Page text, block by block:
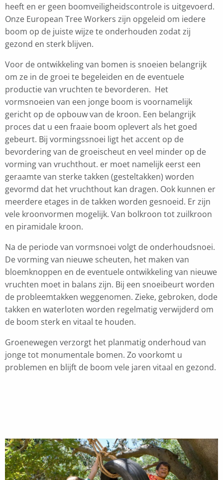
heeft en er geen boomveiligheidscontrole is uitgevoerd.
Onze European Tree Workers zijn opgeleid om iedere
boom op de juiste wijze te onderhouden zodat zij
gezond en sterk blijven.
Voor de ontwikkeling van bomen is snoeien belangrijk
om ze in de groei te begeleiden en de eventuele
productie van vruchten te bevorderen. Het
vormsnoeien van een jonge boom is voornamelijk
gericht op de opbouw van de kroon. Een belangrijk
proces dat u een fraaie boom oplevert als het goed
gebeurt. Bij vormingssnoei ligt het accent op de
bevordering van de groeischeut en veel minder op de
vorming van vruchthout. er moet namelijk eerst een
geraamte van sterke takken (gesteltakken) worden
gevormd dat het vruchthout kan dragen. Ook kunnen er
meerdere etages in de takken worden gesnoeid. Er zijn
vele kroonvormen mogelijk. Van bolkroon tot zuilkroon
en piramidale kroon.
Na de periode van vormsnoei volgt de onderhoudsnoei.
De vorming van nieuwe scheuten, het maken van
bloemknoppen en de eventuele ontwikkeling van nieuwe
vruchten moet in balans zijn. Bij een snoeibeurt worden
de probleemtakken weggenomen. Zieke, gebroken, dode
takken en waterloten worden regelmatig verwijderd om
de boom sterk en vitaal te houden.
Groenewegen verzorgt het planmatig onderhoud van
jonge tot monumentale bomen. Zo voorkomt u
problemen en blijft de boom vele jaren vitaal en gezond.